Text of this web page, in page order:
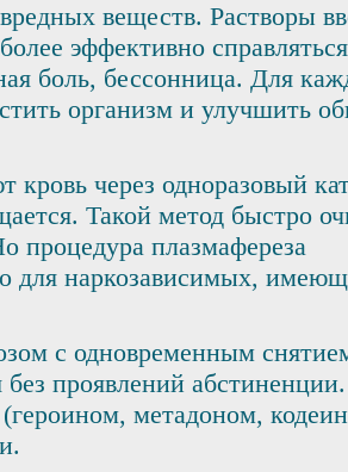
веществ. Растворы
эффективно
боль, бессонница. Для
организм и улучшить
через одноразовый
Такой метод быстро
процедура плазмафереза
для наркозависимых,
с одновременным
проявлений абстиненции.
метадоном,